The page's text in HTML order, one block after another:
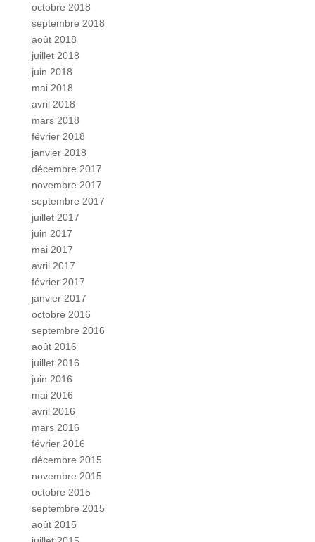
octobre 2018
septembre 2018
août 2018
juillet 2018
juin 2018
mai 2018
avril 2018
mars 2018
février 2018
janvier 2018
décembre 2017
novembre 2017
septembre 2017
juillet 2017
juin 2017
mai 2017
avril 2017
février 2017
janvier 2017
octobre 2016
septembre 2016
août 2016
juillet 2016
juin 2016
mai 2016
avril 2016
mars 2016
février 2016
décembre 2015
novembre 2015
octobre 2015
septembre 2015
août 2015